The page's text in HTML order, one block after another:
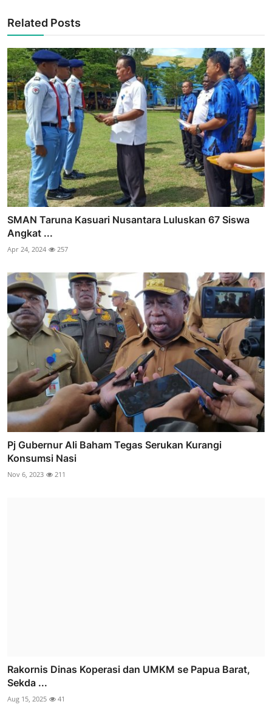
Related Posts
SMAN Taruna Kasuari Nusantara Luluskan 67 Siswa
Angkat ...
Apr 24, 2024 257
Pj Gubernur Ali Baham Tegas Serukan Kurangi
Konsumsi Nasi
Nov 6, 2023 211
Rakornis Dinas Koperasi dan UMKM se Papua Barat,
Sekda ...
Aug 15, 2025 41